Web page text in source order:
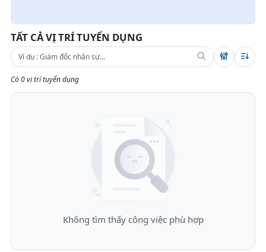
TẤT CẢ VỊ TRÍ TUYỂN DỤNG
Có 0 vị trí tuyển dụng
Không tìm thấy công việc phù hợp